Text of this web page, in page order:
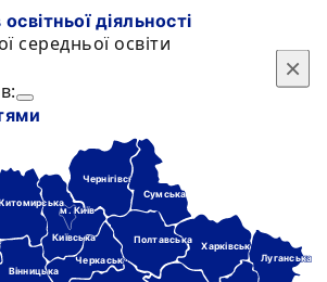
×
діяльності
середньої освіти
Черкаська
Чернігівська
Харківська
Київська
м. Київ
Луганська
Полтавська
Сумська
Вінницька
×